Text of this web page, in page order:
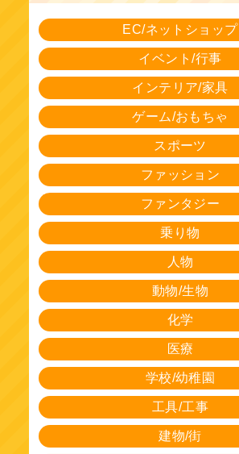
EC/ネットショップ
イベント/行事
インテリア/家具
ゲーム/おもちゃ
スポーツ
ファッション
ファンタジー
乗り物
人物
動物/生物
化学
医療
学校/幼稚園
工具/工事
建物/街